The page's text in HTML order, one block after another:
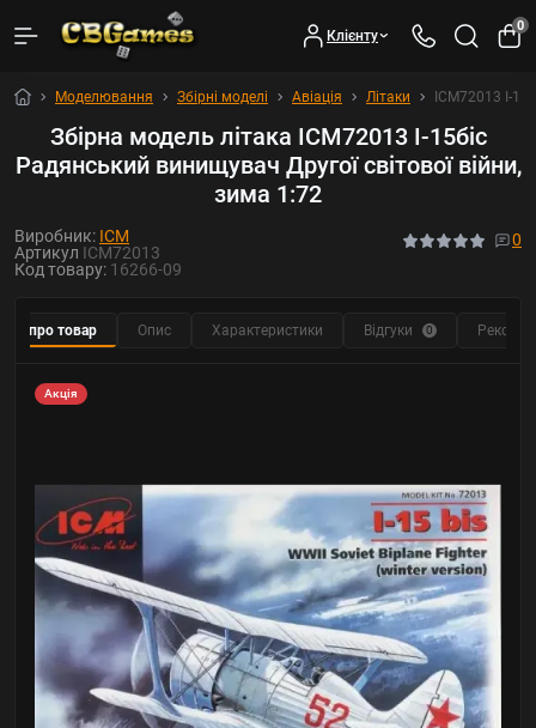
Клієнту
0
Моделювання Збірні моделі Авіація Літаки ICM72013 І-
Збірна модель літака ICM72013 І-15біс
Радянський винищувач Другої світової війни,
зима 1:72
Виробник: ICM
Артикул ICM72013
Код товару: 16266-09
0
Все про товар Опис Характеристики Відгуки 0
Акція